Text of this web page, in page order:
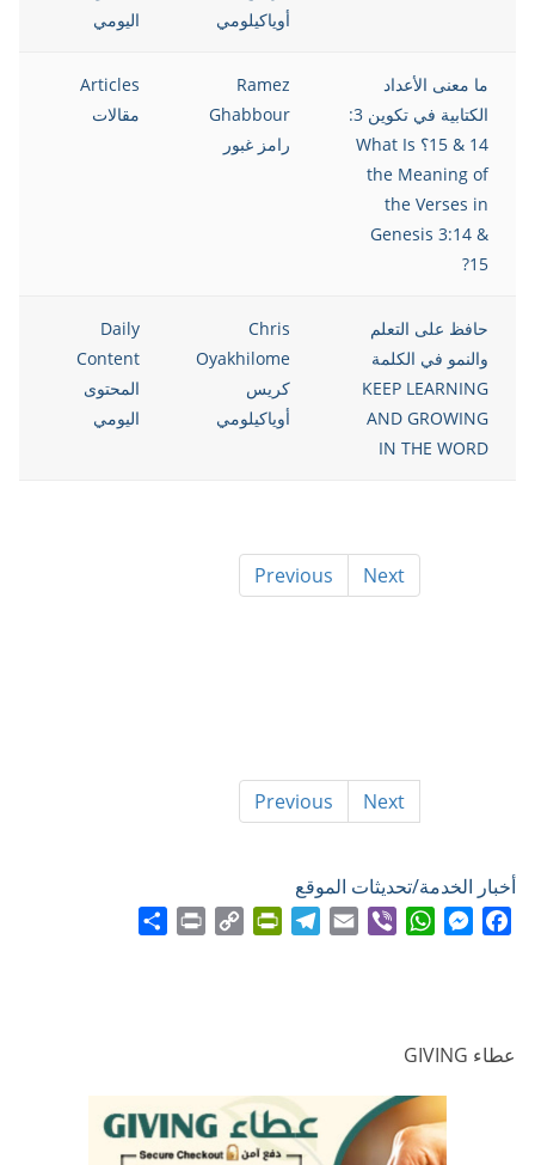
أوياكيلومي
اليومي
ما معنى الأعداد
الكتابية في تكوين 3:
14 & 15؟ What Is
the Meaning of
the Verses in
Genesis 3:14 &
15?
Ramez
Ghabbour
رامز غبور
Articles
مقالات
حافظ على التعلم
والنمو في الكلمة
KEEP LEARNING
AND GROWING
IN THE WORD
Chris
Oyakhilome
كريس
أوياكيلومي
Daily
Content
المحتوى
اليومي
Previous Next
Previous Next
أخبار الخدمة/تحديثات الموقع
عطاء GIVING